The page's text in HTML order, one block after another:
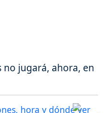
no jugará, ahora, en